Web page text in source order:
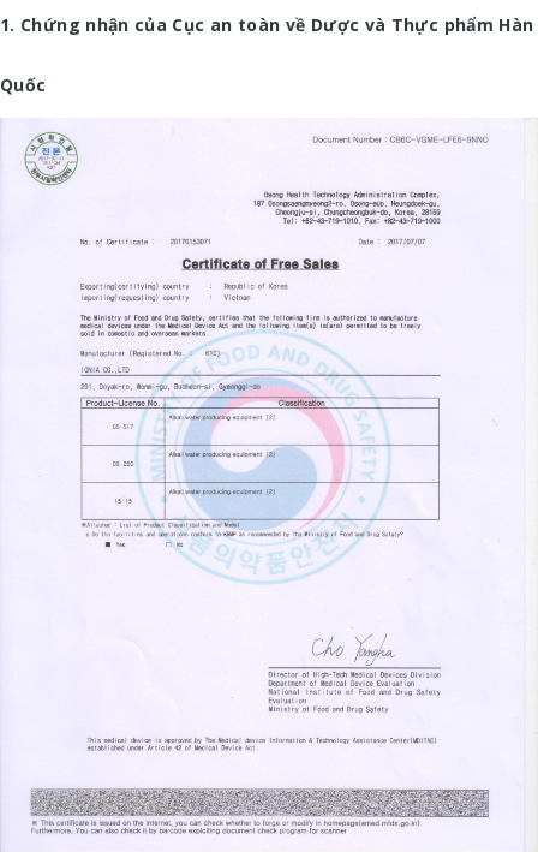
1. Chứng nhận của Cục an toàn về Dược và Thực phẩm Hàn
Quốc